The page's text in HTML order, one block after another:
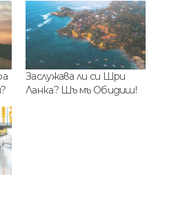
Заслужава ли си Шри
Ланка? Шъ мъ Обидиш!